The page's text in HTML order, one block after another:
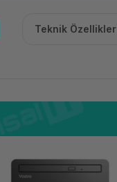
Teknik Özellikler